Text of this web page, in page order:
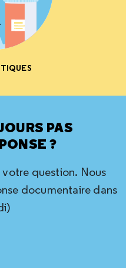
PAS
?
votre question. Nous
documentaire dans